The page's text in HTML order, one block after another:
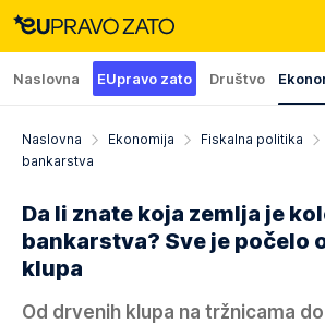
Naslovna EUpravo zato Društvo
Naslovna Ekonomija Fiskalna politika
bankarstva
Da li znate koja zemlja je
bankarstva? Sve je počelo
klupa
Od drvenih klupa na tržnicama